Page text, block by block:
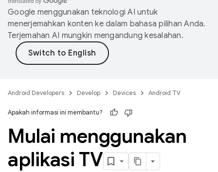
Google menggunakan teknologi AI untuk
menerjemahkan konten ke dalam bahasa pilihan Anda.
Terjemahan AI mungkin mengandung kesalahan.
Android Developers Develop Devices Android TV
Apakah informasi ini membantu?
Mulai menggunakan
aplikasi TV